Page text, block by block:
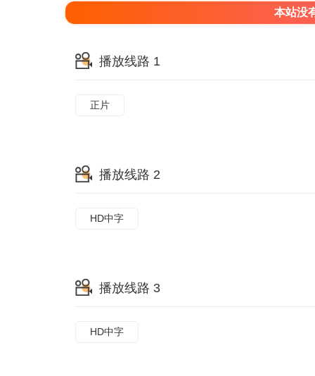
本站没
播放线路 1
正片
播放线路 2
HD中字
播放线路 3
HD中字